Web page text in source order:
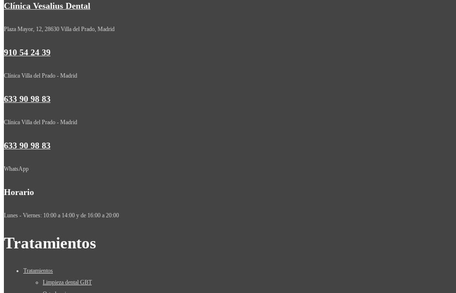
Clínica Vesalius Dental
Plaza Mayor, 12, 28630 Villa del Prado, Madrid
910 54 24 39
Clínica Villa del Prado - Madrid
633 90 98 83
Clínica Villa del Prado - Madrid
633 90 98 83
WhatsApp
Horario
Lunes - Viernes: 10:00 a 14:00 y de 16:00 a 20:00
Tratamientos
Tratamientos
Limpieza dental GBT